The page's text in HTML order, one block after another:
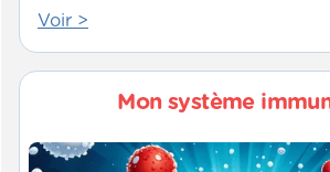
Voir >
Mon système